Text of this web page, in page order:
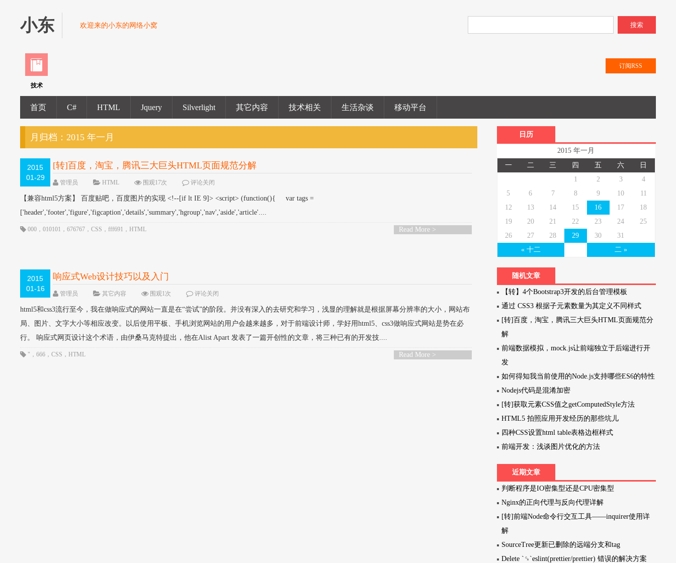
小东 欢迎来的小东的网络小窝 搜索
订阅RSS
技术
首页 C# HTML Jquery Silverlight 其它内容 技术相关 生活杂谈 移动平台
月归档：2015 年一月
2015
01-29
[转]百度，淘宝，腾讯三大巨头HTML页面规范分解
管理员 HTML 围观17次 评论关闭
【兼容html5方案】 百度贴吧，百度图片的实现 <!--[if lt IE 9]> <script> (function(){ var tags =
['header','footer','figure','figcaption','details','summary','hgroup','nav','aside','article'....
Read More >
000 ，010101 ，676767 ，CSS ， fff691 ，HTML
2015
01-16
响应式Web设计技巧以及入门
管理员 其它内容 围观1次 评论关闭
html5和css3流行至今，我在做响应式的网站一直是在“尝试”的阶段。并没有深入的去研究和学习，浅显的理解就是根据屏幕分辨率的大小，网站布
局、图片、文字大小等相应改变。以后使用平板、手机浏览网站的用户会越来越多，对于前端设计师，学好用html5、css3做响应式网站是势在必
行。 响应式网页设计这个术语，由伊桑马克特提出，他在Alist Apart 发表了一篇开创性的文章，将三种已有的开发技....
Read More >
" ，666 ，CSS ，HTML
日历
2015 年一月
一
二 三 四 五 六 日
« 十二 二 »
1 2 3
4
5
6 7 8 9 10
11
12
13 14 15 16 17
18
19
20 21 22 23 24
25
26
27 28 29 30 31
随机文章
【转】4个Bootstrap3开发的后台管理模板
通过 CSS3 根据子元素数量为其定义不同样式
[转]百度，淘宝，腾讯三大巨头HTML页面规范分
解
前端数据模拟，mock.js让前端独立于后端进行开
发
如何得知我当前使用的Node.js支持哪些ES6的特性
Nodejs代码是混淆加密
[转]获取元素CSS值之getComputedStyle方法
HTML5 拍照应用开发经历的那些坑儿
四种CSS设置html table表格边框样式
前端开发：浅谈图片优化的方法
近期文章
判断程序是IO密集型还是CPU密集型
Nginx的正向代理与反向代理详解
[转]前端Node命令行交互工具——inquirer使用详
解
SourceTree更新已删除的远端分支和tag
Delete `␍`eslint(prettier/prettier) 错误的解决方案